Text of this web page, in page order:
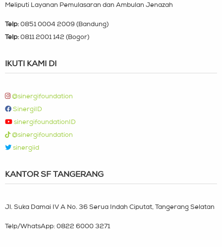
Meliputi Layanan Pemulasaran dan Ambulan Jenazah
Telp: 0851 0004 2009 (Bandung)
Telp: 0811 2001 142 (Bogor)
IKUTI KAMI DI
@sinergifoundation
SinergiID
sinergifoundationID
@sinergifoundation
sinergiid
KANTOR SF TANGERANG
Jl. Suka Damai IV A No. 36 Serua Indah Ciputat, Tangerang Selatan
Telp/WhatsApp: 0822 6000 3271